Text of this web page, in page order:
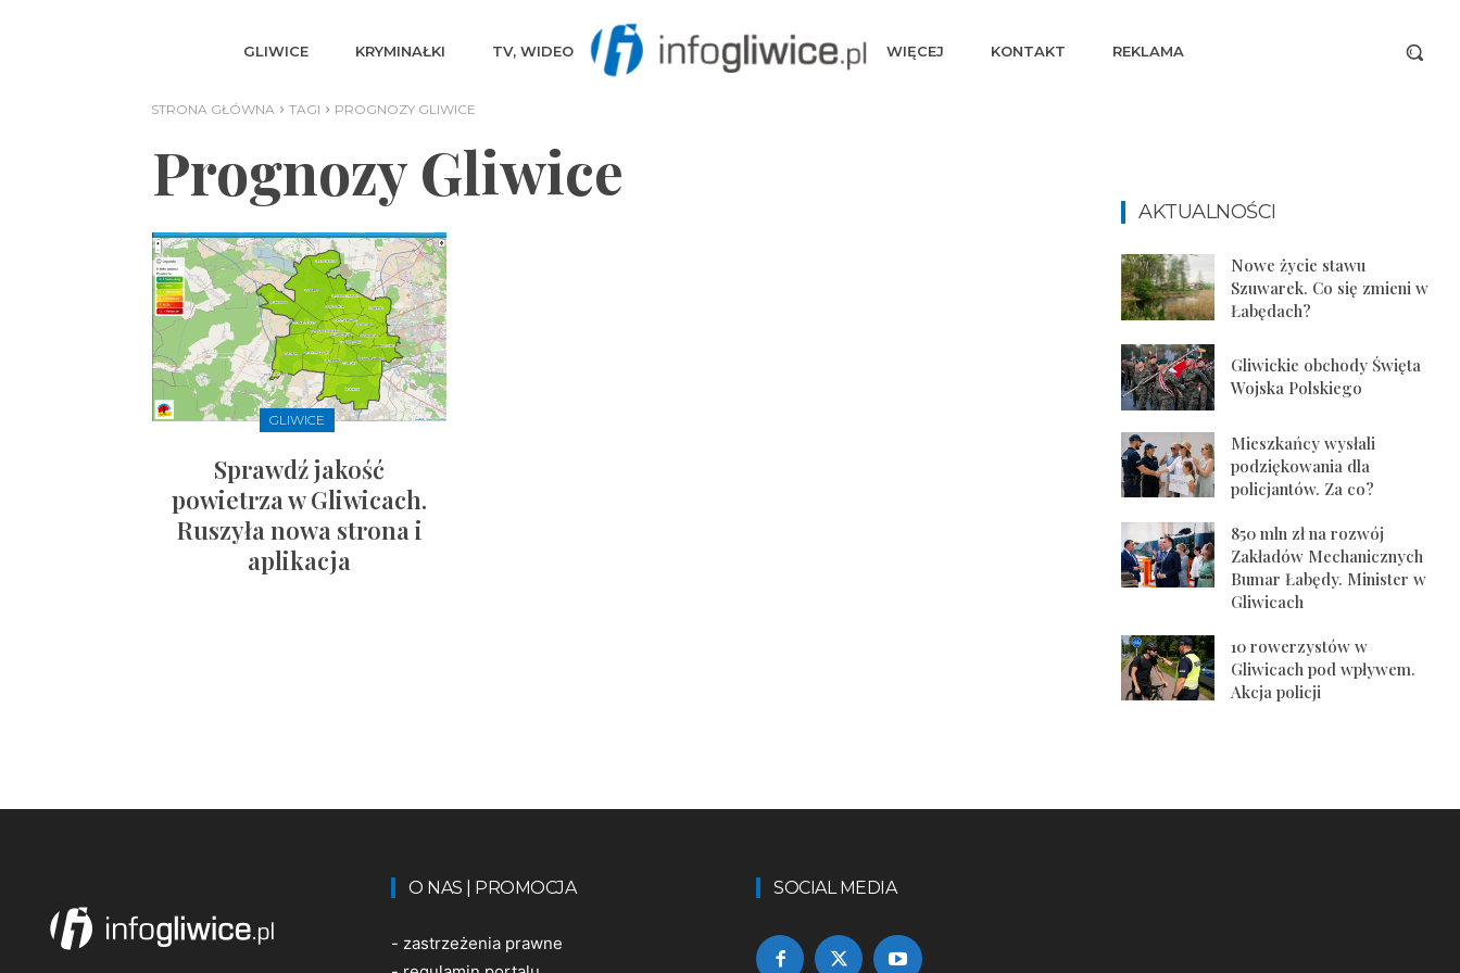
GLIWICE KRYMINAŁKI TV, WIDEO WIĘCEJ KONTAKT REKLAMA
STRONA GŁÓWNA TAGI PROGNOZY GLIWICE
Prognozy Gliwice
GLIWICE
Sprawdź jakość
powietrza w Gliwicach.
Ruszyła nowa strona i
aplikacja
AKTUALNOŚCI
Nowe życie stawu
Szuwarek. Co się zmieni w
Łabędach?
Gliwickie obchody Święta
Wojska Polskiego
Mieszkańcy wysłali
podziękowania dla
policjantów. Za co?
850 mln zł na rozwój
Zakładów Mechanicznych
Bumar Łabędy. Minister w
Gliwicach
10 rowerzystów w
Gliwicach pod wpływem.
Akcja policji
O NAS | PROMOCJA
- zastrzeżenia prawne
SOCIAL MEDIA